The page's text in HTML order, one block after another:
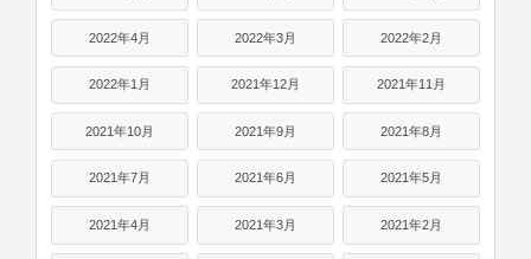
2022年4月 2022年3月 2022年2月
2022年1月 2021年12月 2021年11月
2021年10月 2021年9月 2021年8月
2021年7月 2021年6月 2021年5月
2021年4月 2021年3月 2021年2月